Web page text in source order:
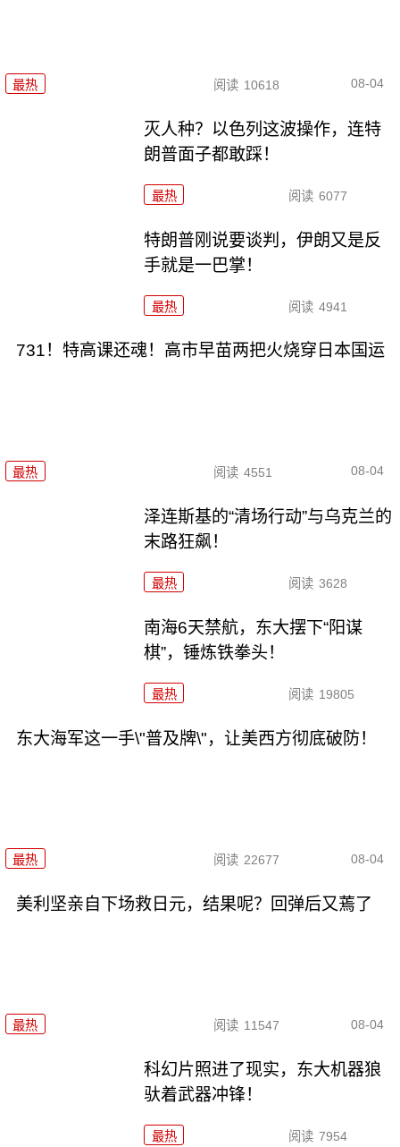
最热 阅读 10618 08-04
灭人种？以色列这波操作，连特
朗普面子都敢踩！
最热 阅读 6077
特朗普刚说要谈判，伊朗又是反
手就是一巴掌！
最热 阅读 4941
731！特高课还魂！高市早苗两把火烧穿日本国运
最热 阅读 4551 08-04
泽连斯基的“清场行动”与乌克兰的
末路狂飙！
最热 阅读 3628
南海6天禁航，东大摆下“阳谋
棋”，锤炼铁拳头！
最热 阅读 19805
东大海军这一手\"普及牌\"，让美西方彻底破防！
最热 阅读 22677 08-04
美利坚亲自下场救日元，结果呢？回弹后又蔫了
最热 阅读 11547 08-04
科幻片照进了现实，东大机器狼
驮着武器冲锋！
最热 阅读 7954